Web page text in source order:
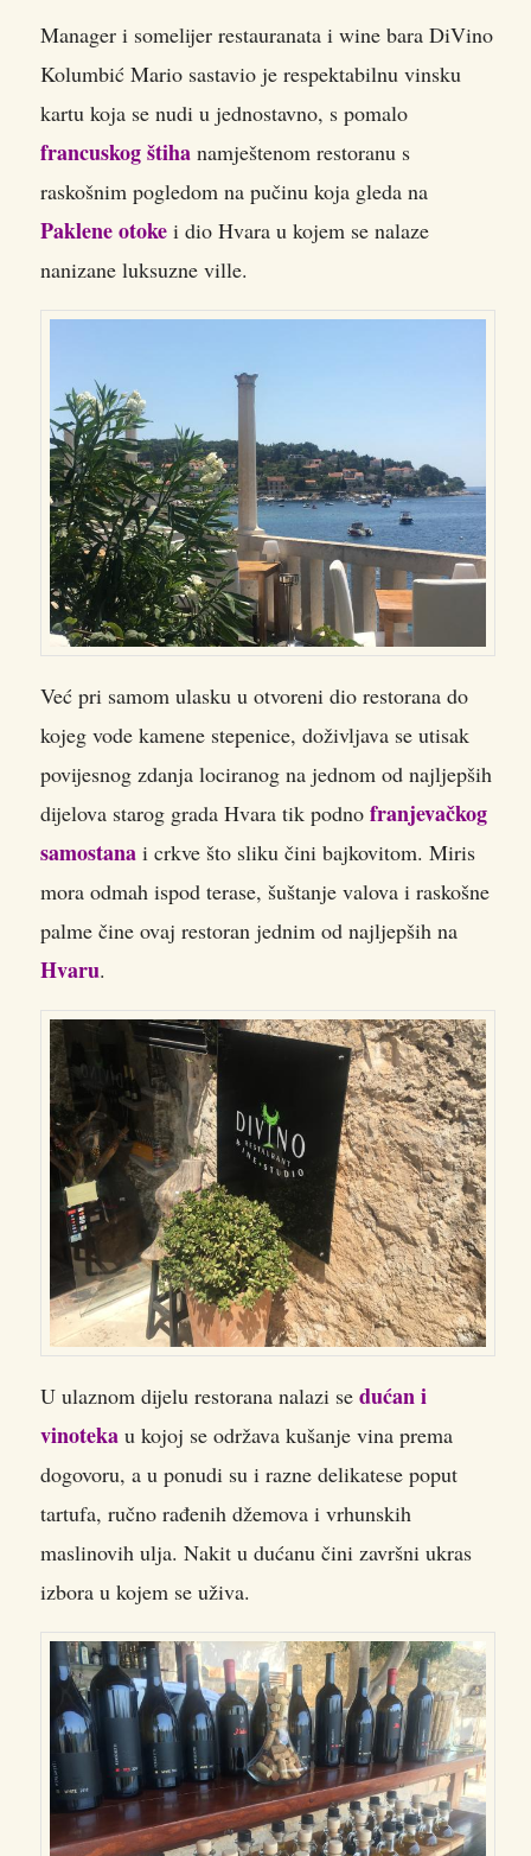
Manager i somelijer restauranata i wine bara DiVino
Kolumbić Mario sastavio je respektabilnu vinsku
kartu koja se nudi u jednostavno, s pomalo
francuskog štiha namještenom restoranu s
raskošnim pogledom na pučinu koja gleda na
Paklene otoke i dio Hvara u kojem se nalaze
nanizane luksuzne ville.
Već pri samom ulasku u otvoreni dio restorana do
kojeg vode kamene stepenice, doživljava se utisak
povijesnog zdanja lociranog na jednom od najljepših
dijelova starog grada Hvara tik podno franjevačkog
samostana i crkve što sliku čini bajkovitom. Miris
mora odmah ispod terase, šuštanje valova i raskošne
palme čine ovaj restoran jednim od najljepših na
Hvaru.
U ulaznom dijelu restorana nalazi se dućan i
vinoteka u kojoj se održava kušanje vina prema
dogovoru, a u ponudi su i razne delikatese poput
tartufa, ručno rađenih džemova i vrhunskih
maslinovih ulja. Nakit u dućanu čini završni ukras
izbora u kojem se uživa.